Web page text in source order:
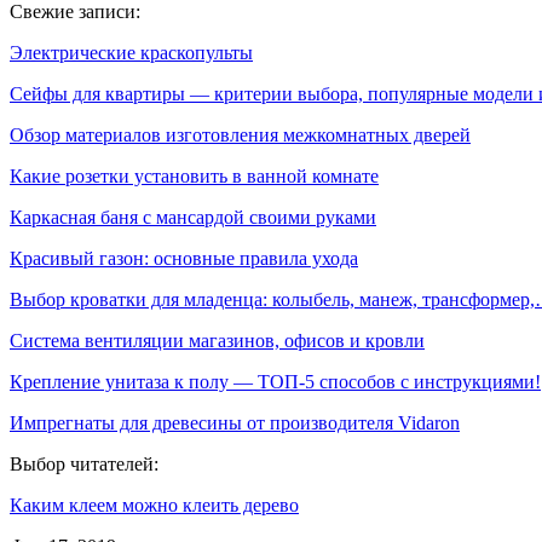
Свежие записи:
Электрические краскопульты
Сейфы для квартиры — критерии выбора, популярные
Обзор материалов изготовления межкомнатных дверей
Какие розетки установить в ванной комнате
Каркасная баня с мансардой своими руками
Красивый газон: основные правила ухода
Выбор кроватки для младенца: колыбель, манеж,
Система вентиляции магазинов, офисов и кровли
Крепление унитаза к полу — ТОП-5 способов с инструкциями!
Импрегнаты для древесины от производителя Vidaron
Выбор читателей:
Каким клеем можно клеить дерево